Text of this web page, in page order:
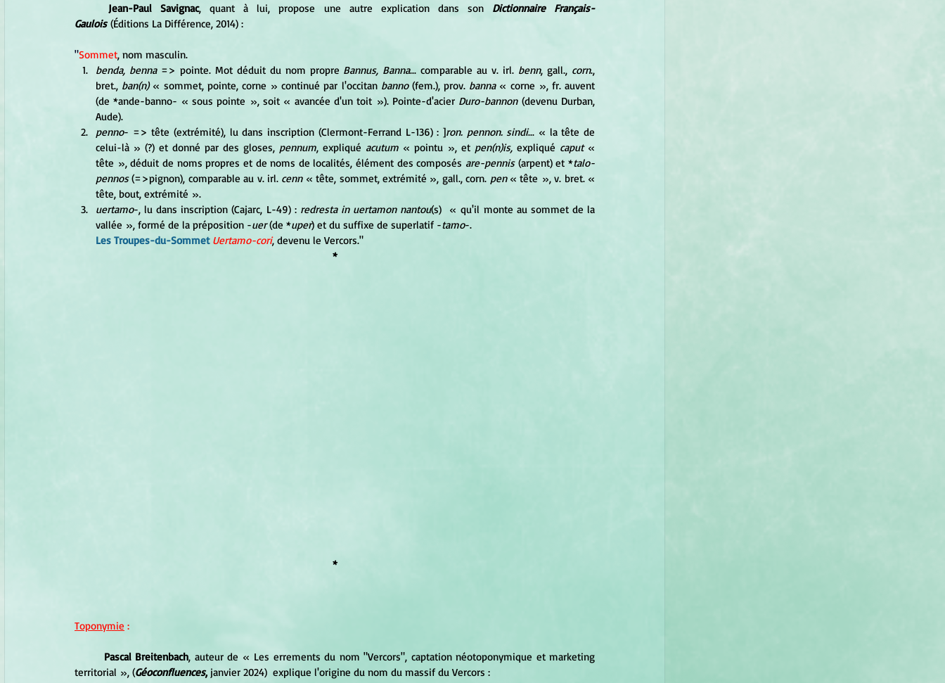
	Jean-Paul Savignac
, quant à lui, propose une autre explication dans son Dictionnaire Français-
Gaulois (Éditions La Différence, 2014) :
"Sommet, nom masculin.
benda, benna => pointe. Mot déduit du nom propre Bannus, Banna... comparable au v. irl. benn, gall., corn.,
bret., ban(n) « sommet, pointe, corne » continué par l'occitan banno (fem.), prov. banna « corne », fr. auvent
(de *ande-banno- « sous pointe », soit « avancée d'un toit »). Pointe-d'acier Duro-bannon (devenu Durban,
Aude).
penno- => tête (extrémité), lu dans inscription (Clermont-Ferrand L-136) : ]ron. pennon. sindi... « la tête de
celui-là » (?) et donné par des gloses, pennum, expliqué acutum « pointu », et pen(n)is, expliqué caput «
tête », déduit de noms propres et de noms de localités, élément des composés are-pennis (arpent) et *talo-
pennos (=>pignon), comparable au v. irl. cenn « tête, sommet, extrémité », gall., corn. pen « tête », v. bret. «
tête, bout, extrémité ».
uertamo-, lu dans inscription (Cajarc, L-49) : redresta in uertamon nantou(s)
« qu'il monte au sommet de la
vallée », formé de la préposition -uer (de *uper) et du suffixe de superlatif -tamo-.
Les Troupes-du-Sommet Uertamo-cori, devenu le Vercors."
*
*
Toponymie :
Pascal Breitenbach, auteur de « Les errements du nom "Vercors", captation néotoponymique et marketing
territorial », (Géoconfluences, janvier 2024)  explique l'origine du nom du massif du Vercors :